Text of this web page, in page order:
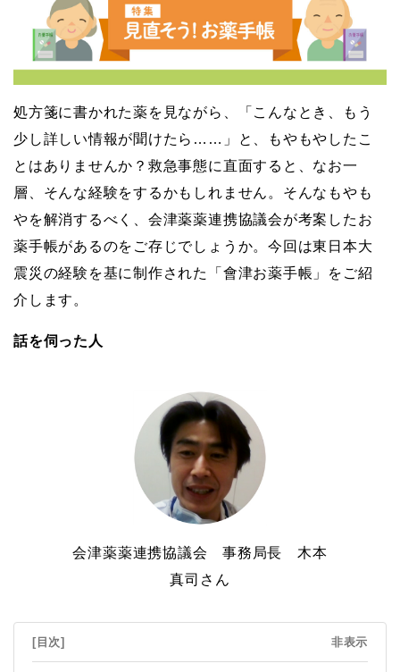
処方箋に書かれた薬を見ながら、「こんなとき、もう
少し詳しい情報が聞けたら……」と、もやもやしたこ
とはありませんか？救急事態に直面すると、なお一
層、そんな経験をするかもしれません。そんなもやも
やを解消するべく、会津薬薬連携協議会が考案したお
薬手帳があるのをご存じでしょうか。今回は東日本大
震災の経験を基に制作された「會津お薬手帳」をご紹
介します。
話を伺った人
会津薬薬連携協議会 事務局長 木本
真司さん
[目次] 非表示